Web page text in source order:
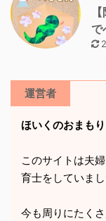
で
運営者
ほいくのおまもり
このサイトは夫
育士をしていまし
今も周りにたく